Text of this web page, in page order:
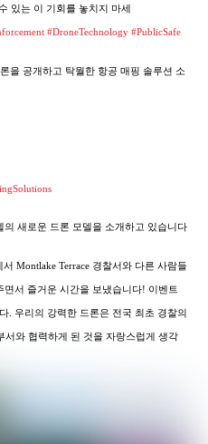
있는 이 기회를 놓치지 마세
#DroneTechnology #PublicSafe
을 공개하고 탁월한 항공 매핑 솔루션 소
새로운 드론 모델을 소개하고 있습니다
Montlake Terrace 경찰서와 다른 사람들
서 즐거운 시간을 보냈습니다! 이벤트
. 우리의 강력한 드론은 전국 최초 경찰의
서와 협력하게 된 것을 자랑스럽게 생각